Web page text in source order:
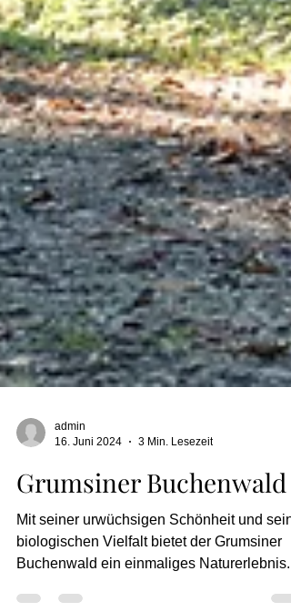
16. Juni 2024
3 Min. Lesezeit
Grumsiner Buchenwald
Mit seiner urwüchsigen Schönheit und
biologischen Vielfalt bietet der Grumsiner
Buchenwald ein einmaliges Naturerlebnis.